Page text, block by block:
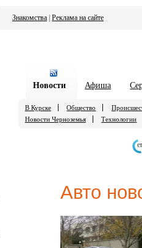
Знакомства Реклама на сайте
Новости Афиша
В Курске Общество
Новости Черноземья
Технологии
Авто